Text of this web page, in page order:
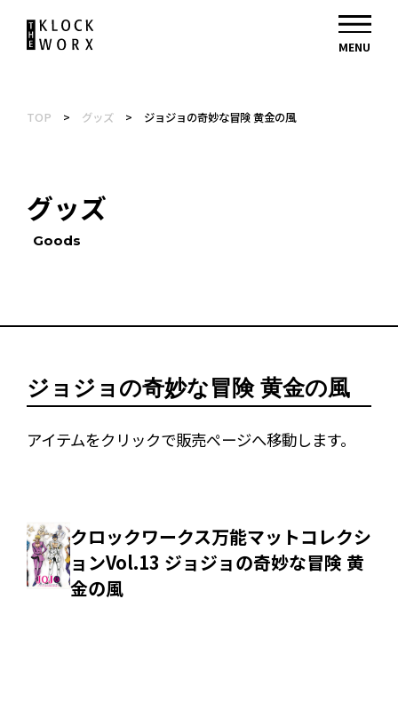
TOP > グッズ > ジョジョの奇妙な冒険 黄金の風
グッズ
Goods
ジョジョの奇妙な冒険 黄金の風
アイテムをクリックで販売ページへ移動します。
クロックワークス万能マットコレクシ
ョンVol.13 ジョジョの奇妙な冒険 黄
金の風